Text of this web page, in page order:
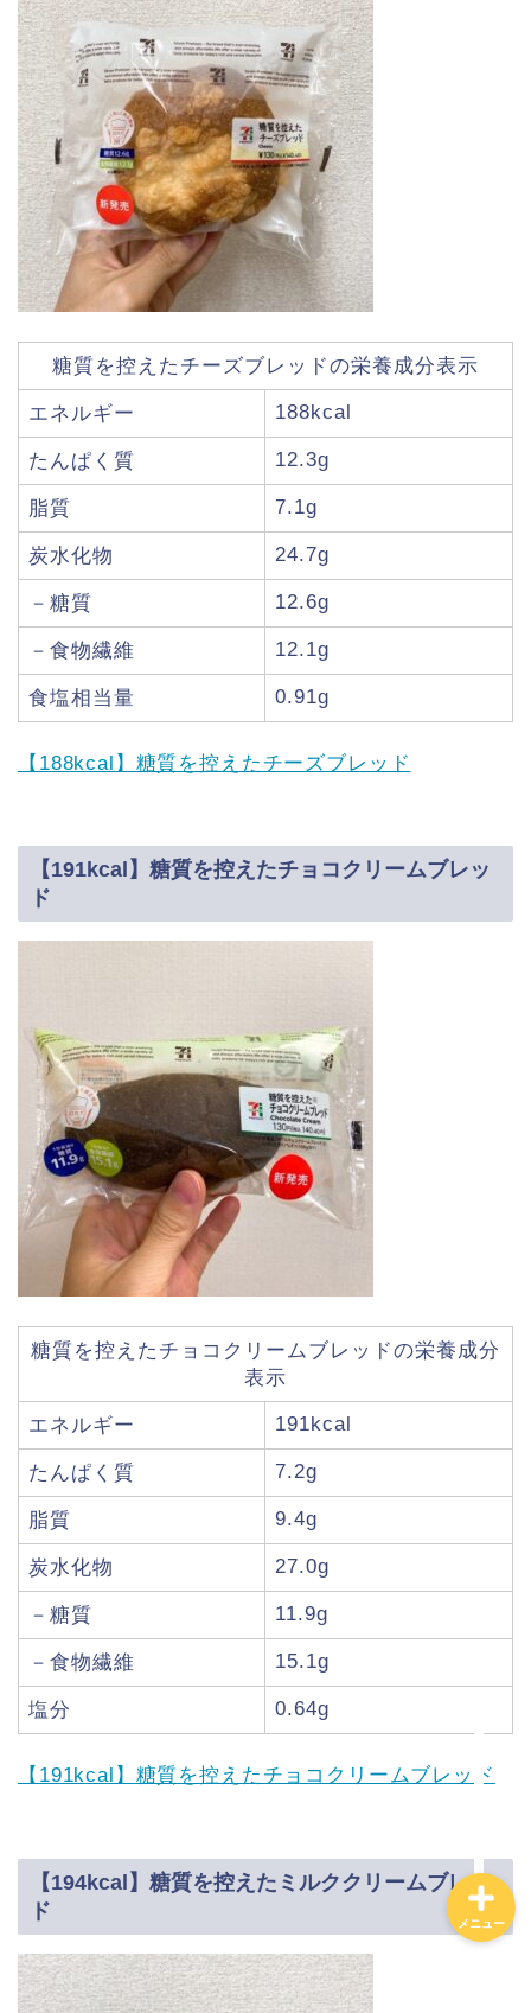
糖質を控えたチーズブレッドの栄養成分表示
エネルギー 188kcal
たんぱく質 12.3g
脂質 7.1g
炭水化物 24.7g
－糖質 12.6g
－食物繊維 12.1g
食塩相当量 0.91g
【188kcal】糖質を控えたチーズブレッド
【191kcal】糖質を控えたチョコクリームブレッ
ド
糖質を控えたチョコクリームブレッドの栄養成分
表示
エネルギー 191kcal
たんぱく質 7.2g
脂質 9.4g
炭水化物 27.0g
－糖質 11.9g
－食物繊維 15.1g
塩分 0.64g
【191kcal】糖質を控えたチョコクリームブレッド
【194kcal】糖質を控えたミルククリームブレッ
ド
メニュー
ダイエットに！セブンイ
とめ。カロリーの低い食
べ物ランキング！
【カロリー別】ダイエッ
トにおすすめのファミマ
の商品一覧【109選】
ダイエットに！ローソ
ン・ナチュラルローソン
低カロリー商品まとめ。
カロリーの低い食べ物ラ
ンキング！
【カロリー別】ダイエッ
トにおすすめのコンビ
ニ、スーパー、ドラック
ストア、通販の商品一覧